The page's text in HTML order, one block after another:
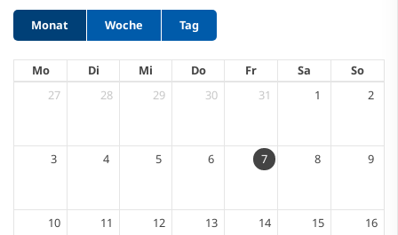
Monat Woche Tag
Mo Di Mi Do Fr Sa
So
27
28 29 30 31 1 2
3 4 5 6 7 8 9
10 11 12 13 14 15 16